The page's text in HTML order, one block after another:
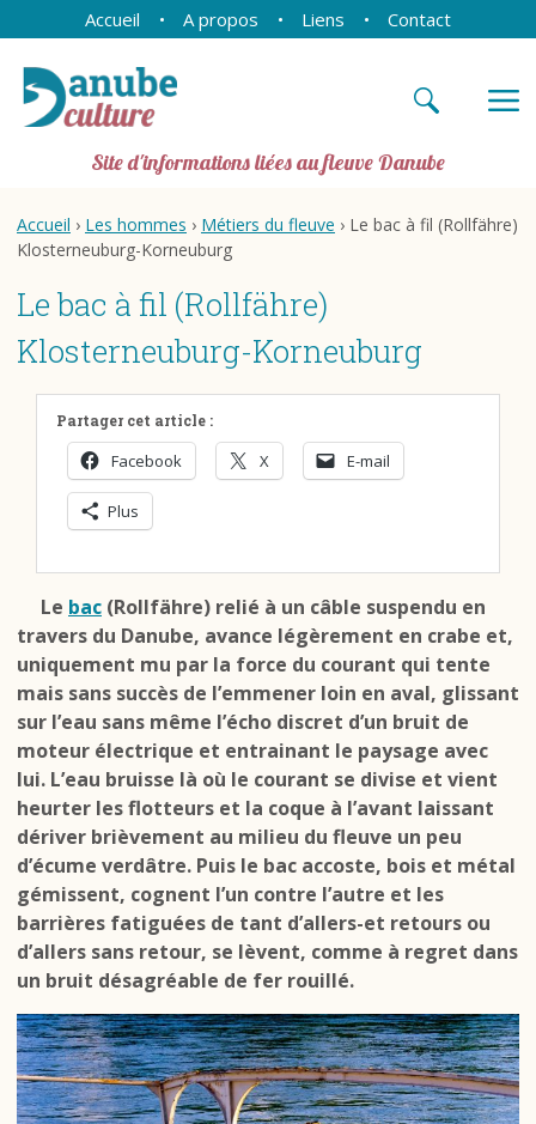
Accueil A propos Liens Contact
Site d'informations liées au fleuve Danube
Accueil › Les hommes › Métiers du fleuve › Le bac à fil (Rollfähre)
Klosterneuburg-Korneuburg
Le bac à fil (Rollfähre)
Klosterneuburg-Korneuburg
Partager cet article :
Facebook X E-mail
Plus
Le bac (Rollfähre) relié à un câble suspendu en
travers du Danube, avance légèrement en crabe et,
uniquement mu par la force du courant qui tente
mais sans succès de l’emmener loin en aval, glissant
sur l’eau sans même l’écho discret d’un bruit de
moteur électrique et entrainant le paysage avec
lui. L’eau bruisse là où le courant se divise et vient
heurter les flotteurs et la coque à l’avant laissant
dériver brièvement au milieu du fleuve un peu
d’écume verdâtre. Puis le bac accoste, bois et métal
gémissent, cognent l’un contre l’autre et les
barrières fatiguées de tant d’allers-et retours ou
d’allers sans retour, se lèvent, comme à regret dans
un bruit désagréable de fer rouillé.